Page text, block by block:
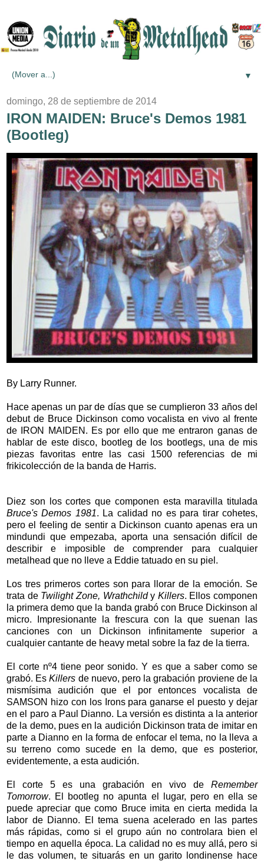
▼
domingo, 28 de septiembre de 2014
IRON MAIDEN: Bruce's Demos 1981
(Bootleg)
By Larry Runner.
Hace apenas un par de días que se cumplieron 33 años del
debut de Bruce Dickinson como vocalista en vivo al frente
de IRON MAIDEN. Es por ello que me entraron ganas de
hablar de este disco, bootleg de los bootlegs, una de mis
piezas favoritas entre las casi 1500 referencias de mi
frikicolección de la banda de Harris.
Diez son los cortes que componen esta maravilla titulada
Bruce's Demos 1981. La calidad no es para tirar cohetes,
pero el feeling de sentir a Dickinson cuanto apenas era un
mindundi que empezaba, aporta una sensación difícil de
describir e imposible de comprender para cualquier
metalhead que no lleve a Eddie tatuado en su piel.
Los tres primeros cortes son para llorar de la emoción. Se
trata de Twilight Zone, Wrathchildy Killers. Ellos componen
la primera demo que la banda grabó con Bruce Dickinson al
micro. Impresionante la frescura con la que suenan las
canciones con un Dickinson infinitamente superior a
cualquier cantante de heavy metal sobre la faz de la tierra.
El corte nº4 tiene peor sonido. Y es que a saber como se
grabó. EsKillers de nuevo, pero la grabación proviene de la
mismísima audición que el por entonces vocalista de
SAMSON hizo con los Irons para ganarse el puesto y dejar
en el paro a Paul Dianno. La versión es distinta a la anterior
de la demo, pues en la audición Dickinson trata de imitar en
parte a Dianno en la forma de enfocar el tema, no la lleva a
su terreno como sucede en la demo, que es posterior,
evidentemente, a esta audición.
El corte 5 es una grabación en vivo de Remember
Tomorrow. El bootleg no apunta el lugar, pero en ella se
puede apreciar que como Bruce imita en cierta medida la
labor de Dianno. El tema suena acelerado en las partes
más rápidas, como si el grupo aún no controlara bien el
tiempo en aquella época. La calidad no es muy allá, pero si
le das volumen, te situarás en un garito londinense hace